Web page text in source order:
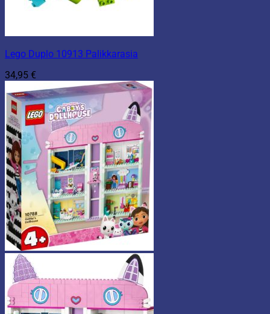
Lego Duplo 10913 Palikkarasia
34,95 €